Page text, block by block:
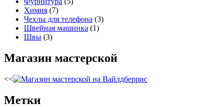
Химия (7)
Чехлы для телефона (3)
Швейная машинка (1)
Швы (3)
Магазин мастерской
<<
Метки